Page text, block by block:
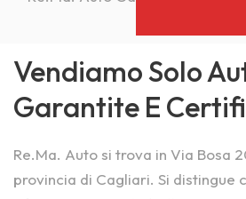
Vendiamo Solo
Garantite E
Re.Ma. Auto si trova in Via Bosa
provincia di Cagliari. Si distingue